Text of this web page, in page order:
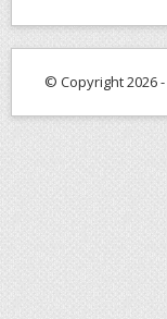
© Copyright 2026 -